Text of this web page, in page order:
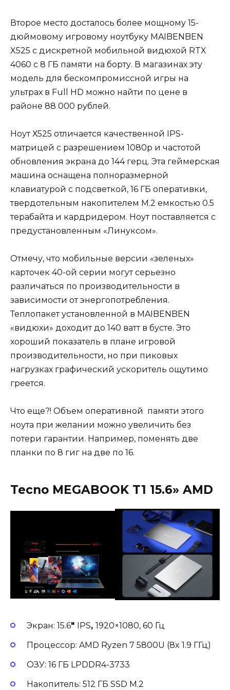
Второе место досталось более мощному 15-
дюймовому игровому ноутбуку MAIBENBEN
X525 с дискретной мобильной видюхой RTX
4060 с 8 ГБ памяти на борту. В магазинах эту
модель для бескомпромиссной игры на
ультрах в Full HD можно найти по цене в
районе 88 000 рублей.
Ноут Х525 отличается качественной IPS-
матрицей с разрешением 1080p и частотой
обновления экрана до 144 герц. Эта геймерская
машина оснащена полноразмерной
клавиатурой с подсветкой, 16 ГБ оперативки,
твердотельным накопителем M.2 емкостью 0.5
терабайта и кардридером. Ноут поставляется с
предустановленным «Линуксом».
Отмечу, что мобильные версии «зеленых»
карточек 40-ой серии могут серьезно
различаться по производительности в
зависимости от энергопотребления.
Теплопакет установленной в MAIBENBEN
«видюхи» доходит до 140 ватт в бусте. Это
хороший показатель в плане игровой
производительности, но при пиковых
нагрузках графический ускоритель ощутимо
греется.
Что еще?! Объем оперативной памяти этого
ноута при желании можно увеличить без
потери гарантии. Например, поменять две
планки по 8 гиг на две по 16.
Tecno MEGABOOK T1 15.6» AMD
Экран: 15.6″ IPS, 1920×1080, 60 Гц
Процессор: AMD Ryzen 7 5800U (8x 1.9 ГГц)
ОЗУ: 16 ГБ LPDDR4-3733
Накопитель: 512 ГБ SSD M.2